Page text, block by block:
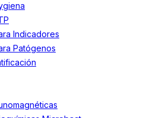
Indicadores
Patógenos